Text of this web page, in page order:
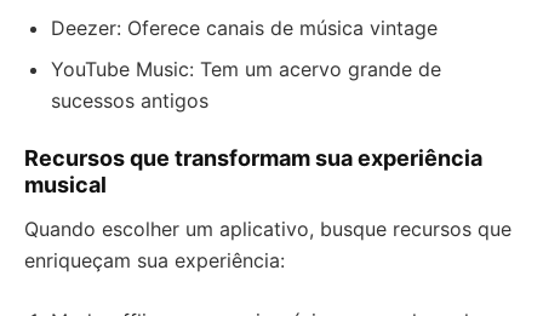
Deezer: Oferece canais de música vintage
YouTube Music: Tem um acervo grande de
sucessos antigos
Recursos que transformam sua experiência
musical
Quando escolher um aplicativo, busque recursos que
enriqueçam sua experiência: